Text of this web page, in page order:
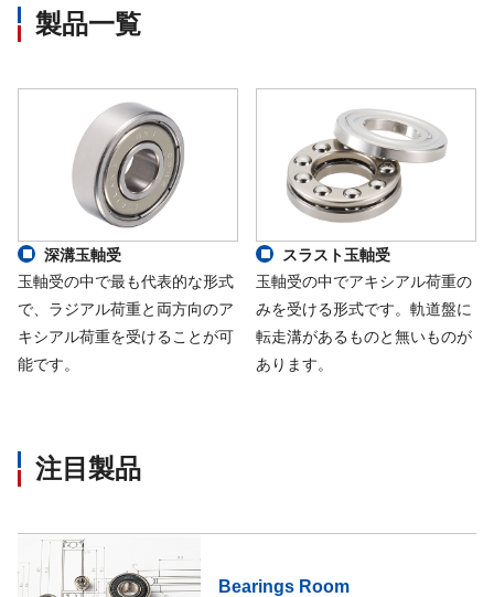
製品一覧
深溝玉軸受
玉軸受の中で最も代表的な形式
で、ラジアル荷重と両方向のア
キシアル荷重を受けることが可
能です。
スラスト玉軸受
玉軸受の中でアキシアル荷重の
みを受ける形式です。軌道盤に
転走溝があるものと無いものが
あります。
注目製品
Bearings Room